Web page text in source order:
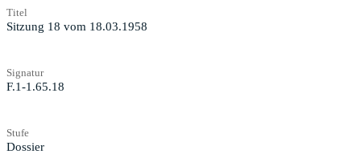
Titel
Sitzung 18 vom 18.03.1958
Signatur
F.1-1.65.18
Stufe
Dossier